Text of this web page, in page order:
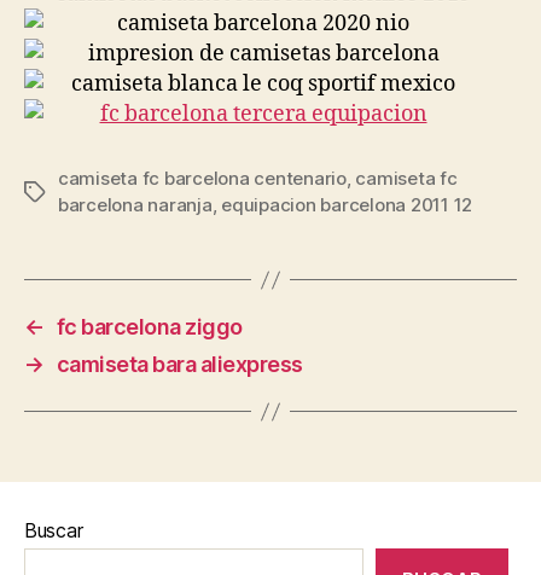
Etiquetas
camiseta fc barcelona centenario, camiseta fc
barcelona naranja, equipacion barcelona 2011 12
← fc barcelona ziggo
→
camiseta bara aliexpress
Buscar